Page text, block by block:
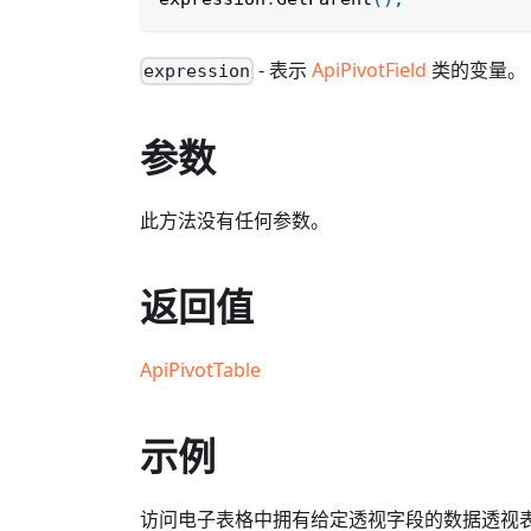
expression - 表示ApiPivotField 类的变量。
参数
此方法没有任何参数。
返回值
ApiPivotTable
示例
访问电子表格中拥有给定透视字段的数据透视